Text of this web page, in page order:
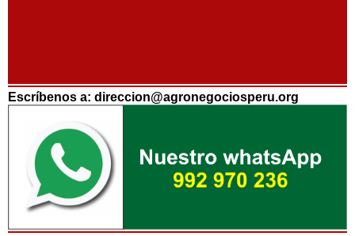
Escríbenos a: direccion@agronegociosperu.org